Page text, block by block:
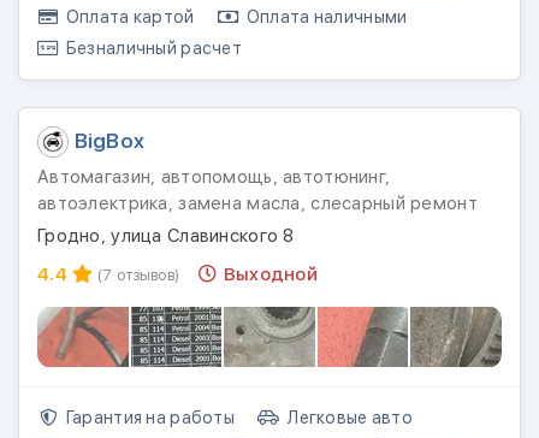
Оплата картой
Оплата наличными
Безналичный расчет
BigBox
Автомагазин, автопомощь, автотюнинг,
автоэлектрика, замена масла, слесарный ремонт
Гродно, улица Славинского 8
4.4
(7 отзывов) Выходной
Гарантия на работы
Легковые авто